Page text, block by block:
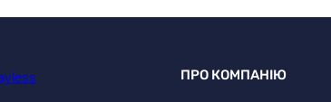
ПРО КОМПАНІЮ